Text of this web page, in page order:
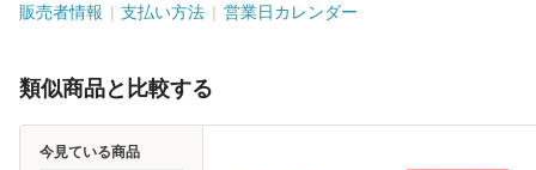
販売者情報 支払い方法 営業日カレンダー
類似商品と比較する
今見ている商品